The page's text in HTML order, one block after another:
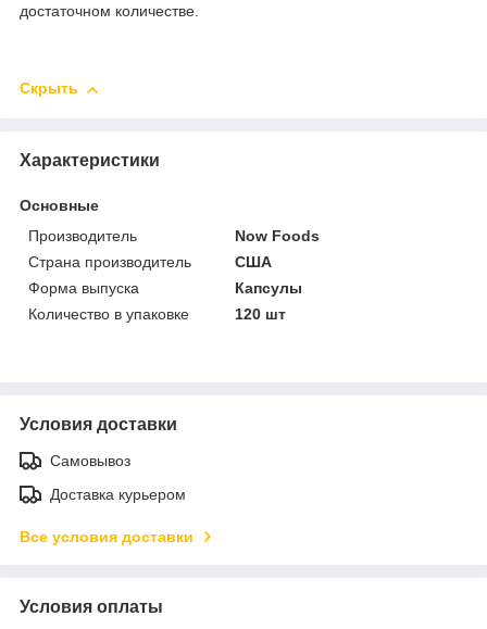
достаточном количестве.
Скрыть
Характеристики
Основные
Производитель
Now Foods
Страна производитель
США
Форма выпуска
Капсулы
Количество в упаковке
120 шт
Условия доставки
Самовывоз
Доставка курьером
Все условия доставки
Условия оплаты